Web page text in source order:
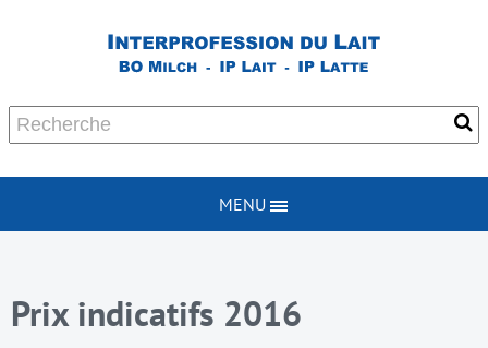
MENU
Prix indicatifs 2016